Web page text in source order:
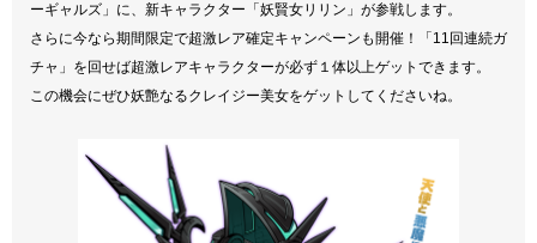
ーギャルズ」に、新キャラクター「妖賢女リリン」が参戦します。
さらに今なら期間限定で超激レア確定キャンペーンも開催！「11回連続ガ
チャ」を回せば超激レアキャラクターが必ず１体以上ゲットできます。
この機会にぜひ妖艶なるクレイジー美女をゲットしてくださいね。